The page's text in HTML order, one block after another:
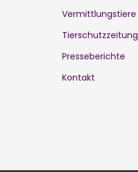
Vermittlungstiere
Tierschutzzeitung
Presseberichte
Kontakt